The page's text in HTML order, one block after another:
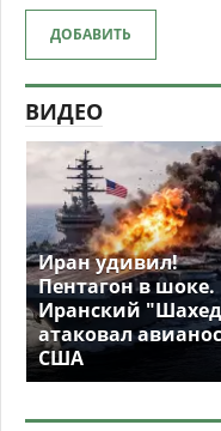
ДОБАВИТЬ
ВИДЕО
Иран удивил!
Пентагон в шоке.
Иранский
атаковал
США